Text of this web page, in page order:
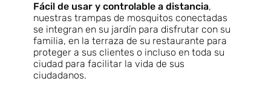
Fácil de usar y controlable a distancia,
nuestras trampas de mosquitos conectadas
se integran en su jardín para disfrutar con su
familia, en la terraza de su restaurante para
proteger a sus clientes o incluso en toda su
ciudad para facilitar la vida de sus
ciudadanos.